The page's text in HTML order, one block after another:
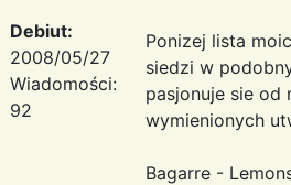
Debiut:
2008/05/27
Wiadomości:
92
Ponizej lista
siedzi w
pasjonuje sie od
wymienionych
Bagarre -